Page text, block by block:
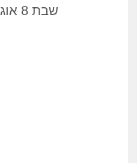
שבת 8 אוגוסט 2026